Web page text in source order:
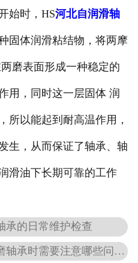
始时，HS河北自润滑轴
固体润滑粘结物，将两摩
磨表面形成一种稳定的
用，同时这一层固体 润
所以能起到耐高温作用，
生，从而保证了轴承、轴
滑油下长期可靠的工作
承的日常维护检查
下一条：使用河北HS耐磨轴承时需要注意哪些问题？